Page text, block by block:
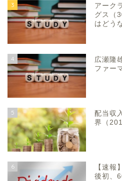
3
アーク
グス（
はどう
4
広瀬隆
ファー
5
配当収
界（
6
【速報
後初、